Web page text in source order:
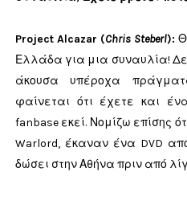
Project Alcazar (Chris Steberl):
Ελλάδα για μια συναυλία!
άκουσα υπέροχα
φαίνεται ότι έχετε και
fanbase εκεί. Νομίζω επίσης
Warlord, έκαναν ένα DVD
δώσει στην Αθήνα πριν από